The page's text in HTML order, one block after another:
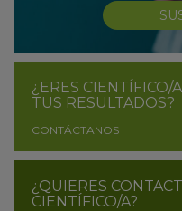
¿ERES CIENTÍFICO/
TUS RESULTADOS?
CONTÁCTANOS
¿QUIERES
CIENTÍFICO/A?